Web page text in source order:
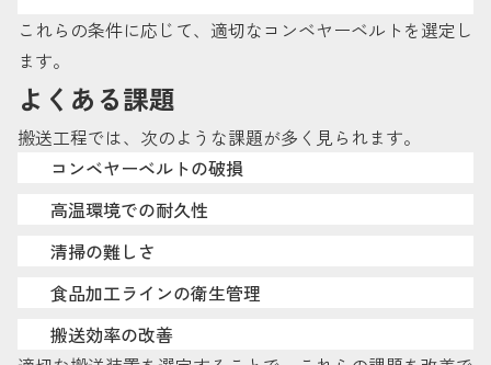
これらの条件に応じて、適切なコンベヤーベルトを選定し
ます。
よくある課題
搬送工程では、次のような課題が多く見られます。
コンベヤーベルトの破損
高温環境での耐久性
清掃の難しさ
食品加工ラインの衛生管理
搬送効率の改善